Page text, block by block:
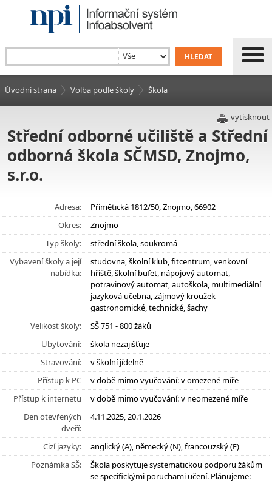
Úvodní strana Volba podle školy Škola
vytisknout
Střední odborné učiliště a Střední
odborná škola SČMSD, Znojmo,
s.r.o.
Adresa:
Přímětická 1812/50, Znojmo, 66902
Okres:
Znojmo
Typ školy:
střední škola, soukromá
Vybavení školy a její
nabídka:
studovna, školní klub, fitcentrum, venkovní
hřiště, školní bufet, nápojový automat,
potravinový automat, autoškola, multimediální
jazyková učebna, zájmový kroužek
gastronomické, technické, šachy
Velikost školy:
SŠ 751 - 800 žáků
Ubytování:
škola nezajišťuje
Stravování:
v školní jídelně
Přístup k PC
v době mimo vyučování: v omezené míře
Přístup k internetu
v době mimo vyučování: v neomezené míře
Den otevřených
dveří:
4.11.2025, 20.1.2026
Cizí jazyky:
anglický (A), německý (N), francouzský (F)
Poznámka SŠ:
Škola poskytuje systematickou podporu žákům
se specifickými poruchami učení. Plánujeme: